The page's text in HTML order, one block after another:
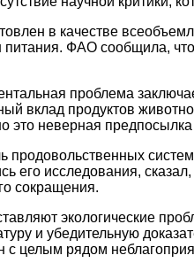
в качестве
ФАО сообщила, что
проблема
вклад продуктов
это неверная
продовольственных
его исследования,
сокращения.
экологические
и убедительную
целым рядом